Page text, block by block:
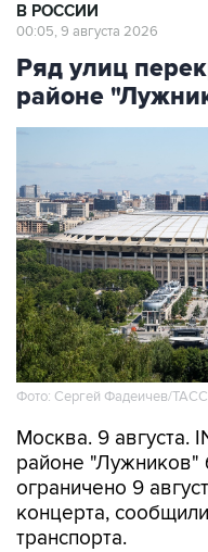
В РОССИИ
00:05, 9 августа 2026
Ряд улиц
районе
Фото: Сергей Фадеичев/ТАСС
Москва. 9 августа.
районе "Лужников"
ограничено 9
концерта,
транспорта.